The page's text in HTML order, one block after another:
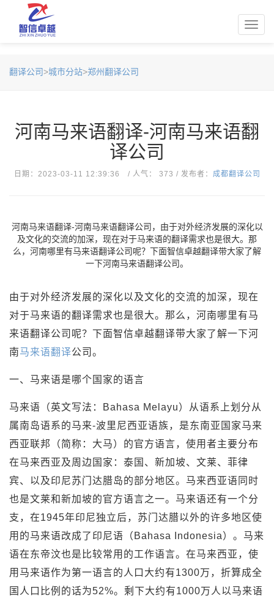
翻译公司>城市分站>郑州翻译公司
河南马来语翻译-河南马来语翻
译公司
日期：2023-03-11 12:39:36 / 人气： 373 / 发布者： 成都翻译公司
河南马来语翻译-河南马来语翻译公司，由于对外经济发展的深化以
及文化的交流的加深，现在对于马来语的翻译需求也是很大。那
么，河南哪里有马来语翻译公司呢？下面智信卓越翻译带大家了解
一下河南马来语翻译公司。
由于对外经济发展的深化以及文化的交流的加深，现在
对于马来语的翻译需求也是很大。那么，河南哪里有马
来语翻译公司呢？下面智信卓越翻译带大家了解一下河
南马来语翻译公司。
一、马来语是哪个国家的语言
马来语（英文写法：Bahasa Melayu）从语系上划分从
属南岛语系的马来-波里尼西亚语族，是东南亚国家马来
西亚联邦（简称：大马）的官方语言，使用者主要分布
在马来西亚及周边国家：泰国、新加坡、文莱、菲律
宾、以及印尼苏门达腊岛的部分地区。马来西亚语同时
也是文莱和新加坡的官方语言之一。马来语还有一个分
支，在1945年印尼独立后，苏门达腊以外的许多地区使
用的马来语改成了印尼语（Bahasa Indonesia）。马来
语在东帝汶也是比较常用的工作语言。在马来西亚，使
用马来语作为第一语言的人口大约有1300万，折算成全
国人口比例的话为52%。剩下大约有1000万人以马来语